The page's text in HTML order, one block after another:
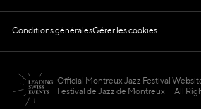
Conditions généralesGérer les cookies
Official Montreux Jazz Festival
Festival de Jazz de Montreux — All